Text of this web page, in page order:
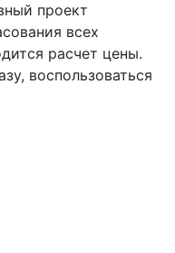
проект
всех
расчет цены.
воспользоваться